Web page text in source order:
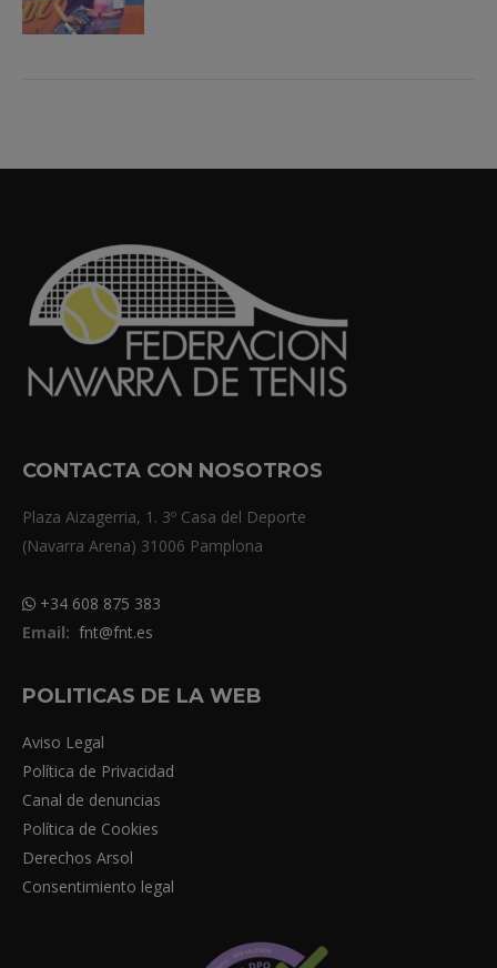
CONTACTA CON NOSOTROS
Plaza Aizagerria, 1. 3º Casa del Deporte
(Navarra Arena) 31006 Pamplona
+34 608 875 383
Email: fnt@fnt.es
POLITICAS DE LA WEB
Aviso Legal
Política de Privacidad
Canal de denuncias
Política de Cookies
Derechos Arsol
Consentimiento legal